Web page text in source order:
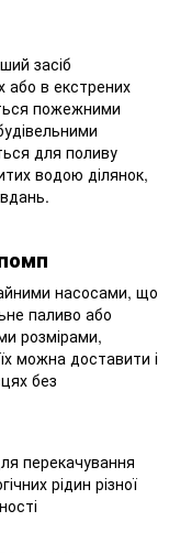
засіб
або в екстрених
пожежними
для поливу
водою ділянок,
насосами, що
паливо або
розмірами,
можна доставити і
без
перекачування
рідин різної